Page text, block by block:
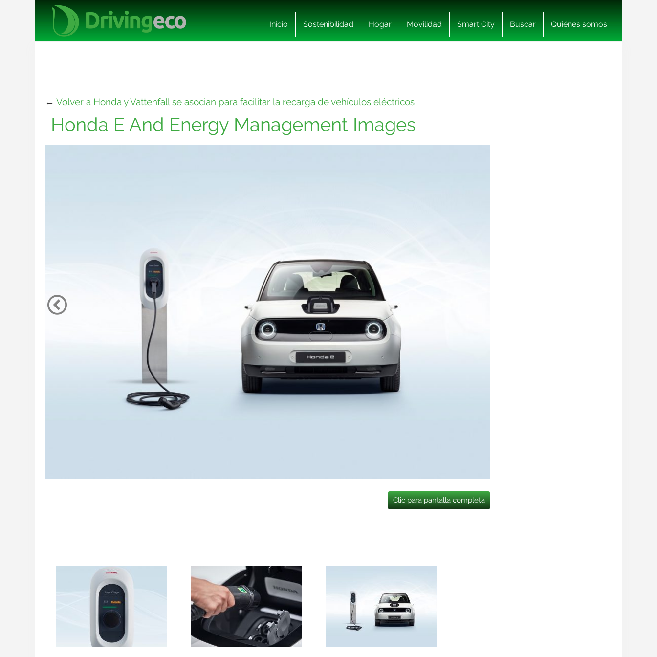
Inicio Sostenibilidad Hogar Movilidad Smart City Buscar Quiénes somos
← Volver a Honda y Vattenfall se asocian para facilitar la recarga de vehículos eléctricos
Honda E And Energy Management Images
Clic para pantalla completa